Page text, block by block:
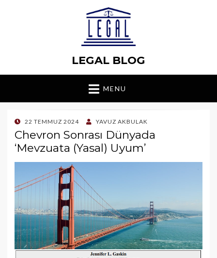
LEGAL BLOG
MENU
POSTED
ON
22 TEMMUZ 2024 YAVUZ AKBULAK
Chevron Sonrası Dünyada
‘Mevzuata (Yasal) Uyum’